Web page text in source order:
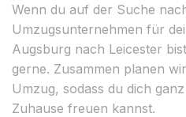
Wenn du auf der Suche
Umzugsunternehmen für
Augsburg nach Leicester
gerne. Zusammen planen
Umzug, sodass du dich
Zuhause freuen kannst.